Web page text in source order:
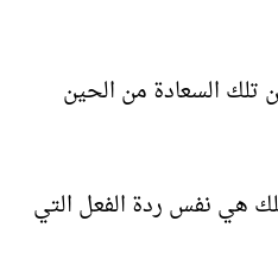
تلك السعادة من الحين
هي نفس ردة الفعل التي